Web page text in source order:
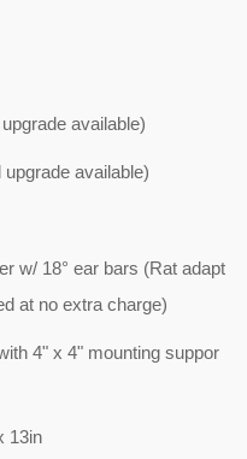
available)
available)
w/ 18° ear bars (Rat adapt
at no extra charge)
4" x 4" mounting suppor
13in